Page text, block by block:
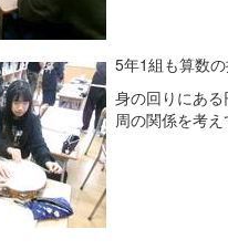
5年1組も算数の
身の回りにあ
周の関係を考え